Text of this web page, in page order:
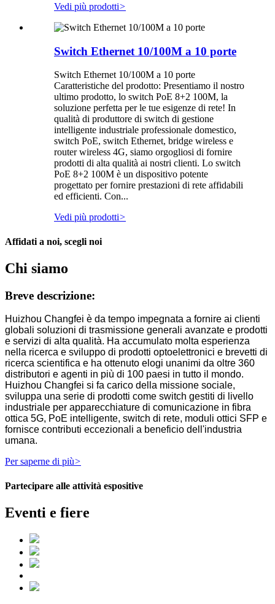
Vedi più prodotti>
Switch Ethernet 10/100M a 10 porte
Switch Ethernet 10/100M a 10 porte
Caratteristiche del prodotto: Presentiamo il nostro
ultimo prodotto, lo switch PoE 8+2 100M, la
soluzione perfetta per le tue esigenze di rete! In
qualità di produttore di switch di gestione
intelligente industriale professionale domestico,
switch PoE, switch Ethernet, bridge wireless e
router wireless 4G, siamo orgogliosi di fornire
prodotti di alta qualità ai nostri clienti. Lo switch
PoE 8+2 100M è un dispositivo potente
progettato per fornire prestazioni di rete affidabili
ed efficienti. Con...
Vedi più prodotti>
Affidati a noi, scegli noi
Chi siamo
Breve descrizione:
Huizhou Changfei è da tempo impegnata a fornire ai clienti
globali soluzioni di trasmissione generali avanzate e prodotti
e servizi di alta qualità. Ha accumulato molta esperienza
nella ricerca e sviluppo di prodotti optoelettronici e brevetti di
ricerca scientifica e ha ottenuto elogi unanimi da oltre 360 ​​
distributori e agenti in più di 100 paesi in tutto il mondo.
Huizhou Changfei si fa carico della missione sociale,
sviluppa una serie di prodotti come switch gestiti di livello
industriale per apparecchiature di comunicazione in fibra
ottica 5G, PoE intelligente, switch di rete, moduli ottici SFP e
fornisce contributi eccezionali a beneficio dell'industria
umana.
Per saperne di più>
Partecipare alle attività espositive
Eventi e fiere